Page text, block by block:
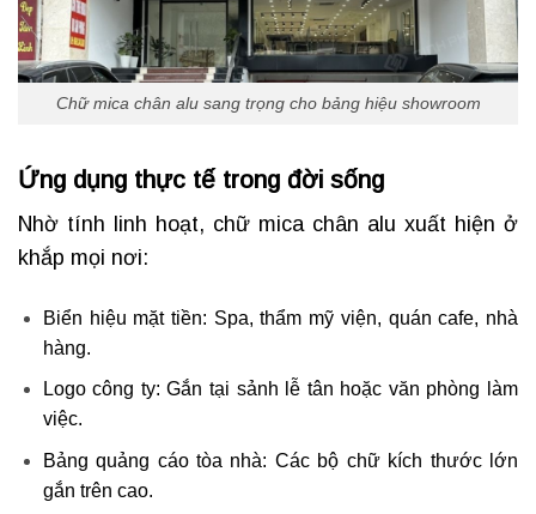
Chữ mica chân alu sang trọng cho bảng hiệu showroom
Ứng dụng thực tế trong đời sống
Nhờ tính linh hoạt, chữ mica chân alu xuất hiện ở
khắp mọi nơi:
Biển hiệu mặt tiền: Spa, thẩm mỹ viện, quán cafe, nhà
hàng.
Logo công ty: Gắn tại sảnh lễ tân hoặc văn phòng làm
việc.
Bảng quảng cáo tòa nhà: Các bộ chữ kích thước lớn
gắn trên cao.